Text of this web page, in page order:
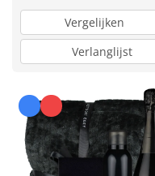
Kerstgeschenken 2026
Relatiegeschenken
Cadeaubon
Per stuk
Vergelijken
Verlanglijst